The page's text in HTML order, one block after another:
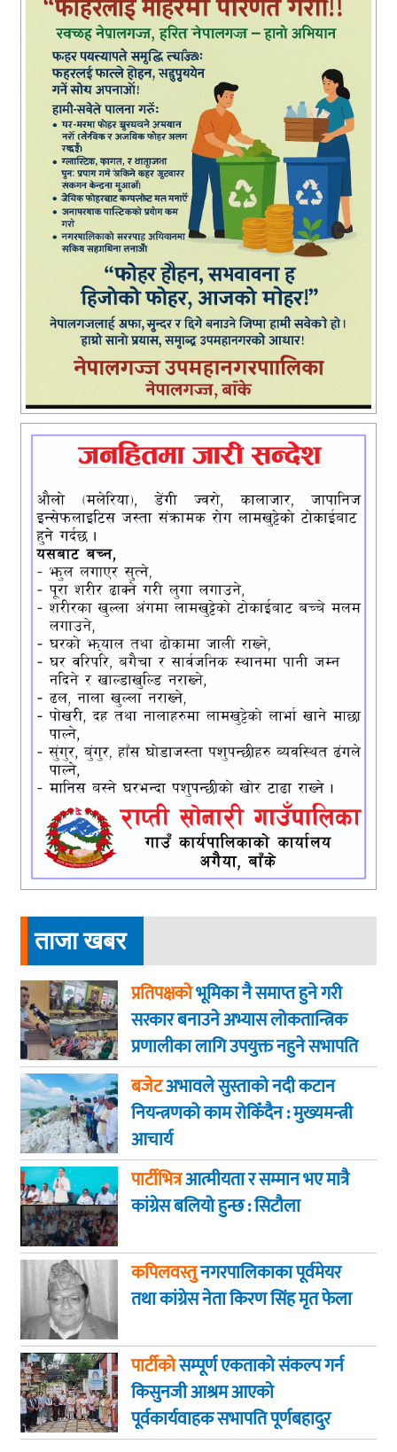
ताजा खबर
प्रतिपक्षकोभूमिका नै समाप्त हुने गरी
सरकार बनाउने अभ्यास लोकतान्त्रिक
प्रणालीका लागि उपयुक्त नहुने सभापति
गगन कुमार थापा
बजेटअभावले सुस्ताको नदी कटान
नियन्त्रणको काम रोकिँदैन : मुख्यमन्त्री
आचार्य
पार्टीभित्रआत्मीयता र सम्मान भए मात्रै
कांग्रेस बलियो हुन्छ : सिटौला
कपिलवस्तुनगरपालिकाका पूर्वमेयर
तथा कांग्रेस नेता किरण सिंह मृत फेला
पार्टीकोसम्पूर्ण एकताको संकल्प गर्न
किसुनजी आश्रम आएकाे
पूर्वकार्यवाहक सभापति पूर्णबहादुर
खड्का